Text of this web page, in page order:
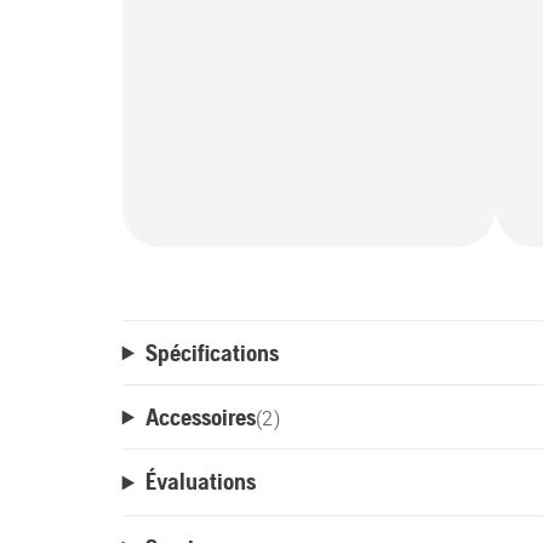
Spécifications
Accessoires(2)
Évaluations